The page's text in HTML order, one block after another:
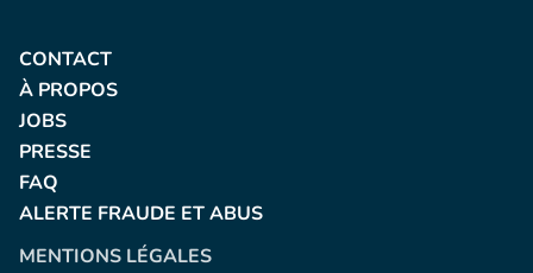
CONTACT
À PROPOS
JOBS
PRESSE
FAQ
ALERTE FRAUDE ET ABUS
MENTIONS LÉGALES